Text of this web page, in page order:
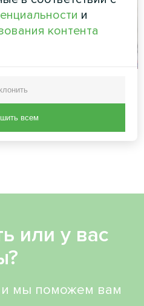
или у вас
и мы поможем вам
и
контента
всем